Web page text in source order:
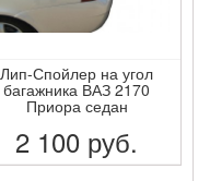
Лип-Спойлер на угол
багажника ВАЗ 2170
Приора седан
2 100 руб.